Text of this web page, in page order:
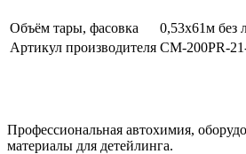
Объём тары, фасовка
0,53х61м без
Артикул производителя CM-200PR-
Профессиональная автохимия,
материалы для детейлинга.